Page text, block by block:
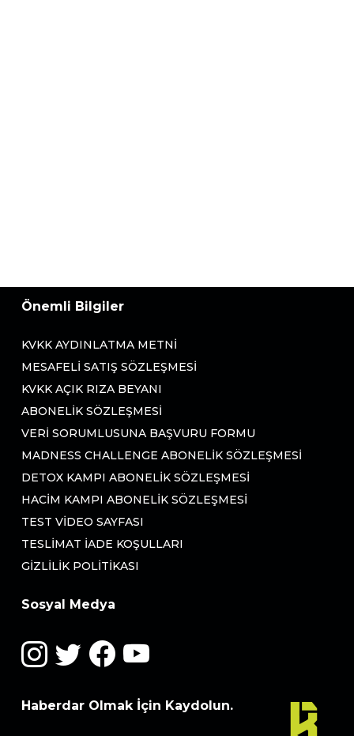
Önemli Bilgiler
KVKK AYDINLATMA METNI
MESAFELI SATIŞ SÖZLEŞMESI
KVKK AÇIK RIZA BEYANI
ABONELIK SÖZLEŞMESI
VERI SORUMLUSUNA BAŞVURU FORMU
MADNESS CHALLENGE ABONELIK SÖZLEŞMESI
DETOX KAMPI ABONELIK SÖZLEŞMESI
HACIM KAMPI ABONELIK SÖZLEŞMESI
TEST VIDEO SAYFASI
TESLIMAT İADE KOŞULLARI
GIZLILIK POLITIKASI
Sosyal Medya
Haberdar Olmak İçin Kaydolun.